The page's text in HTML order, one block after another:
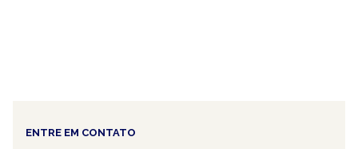
ENTRE EM CONTATO